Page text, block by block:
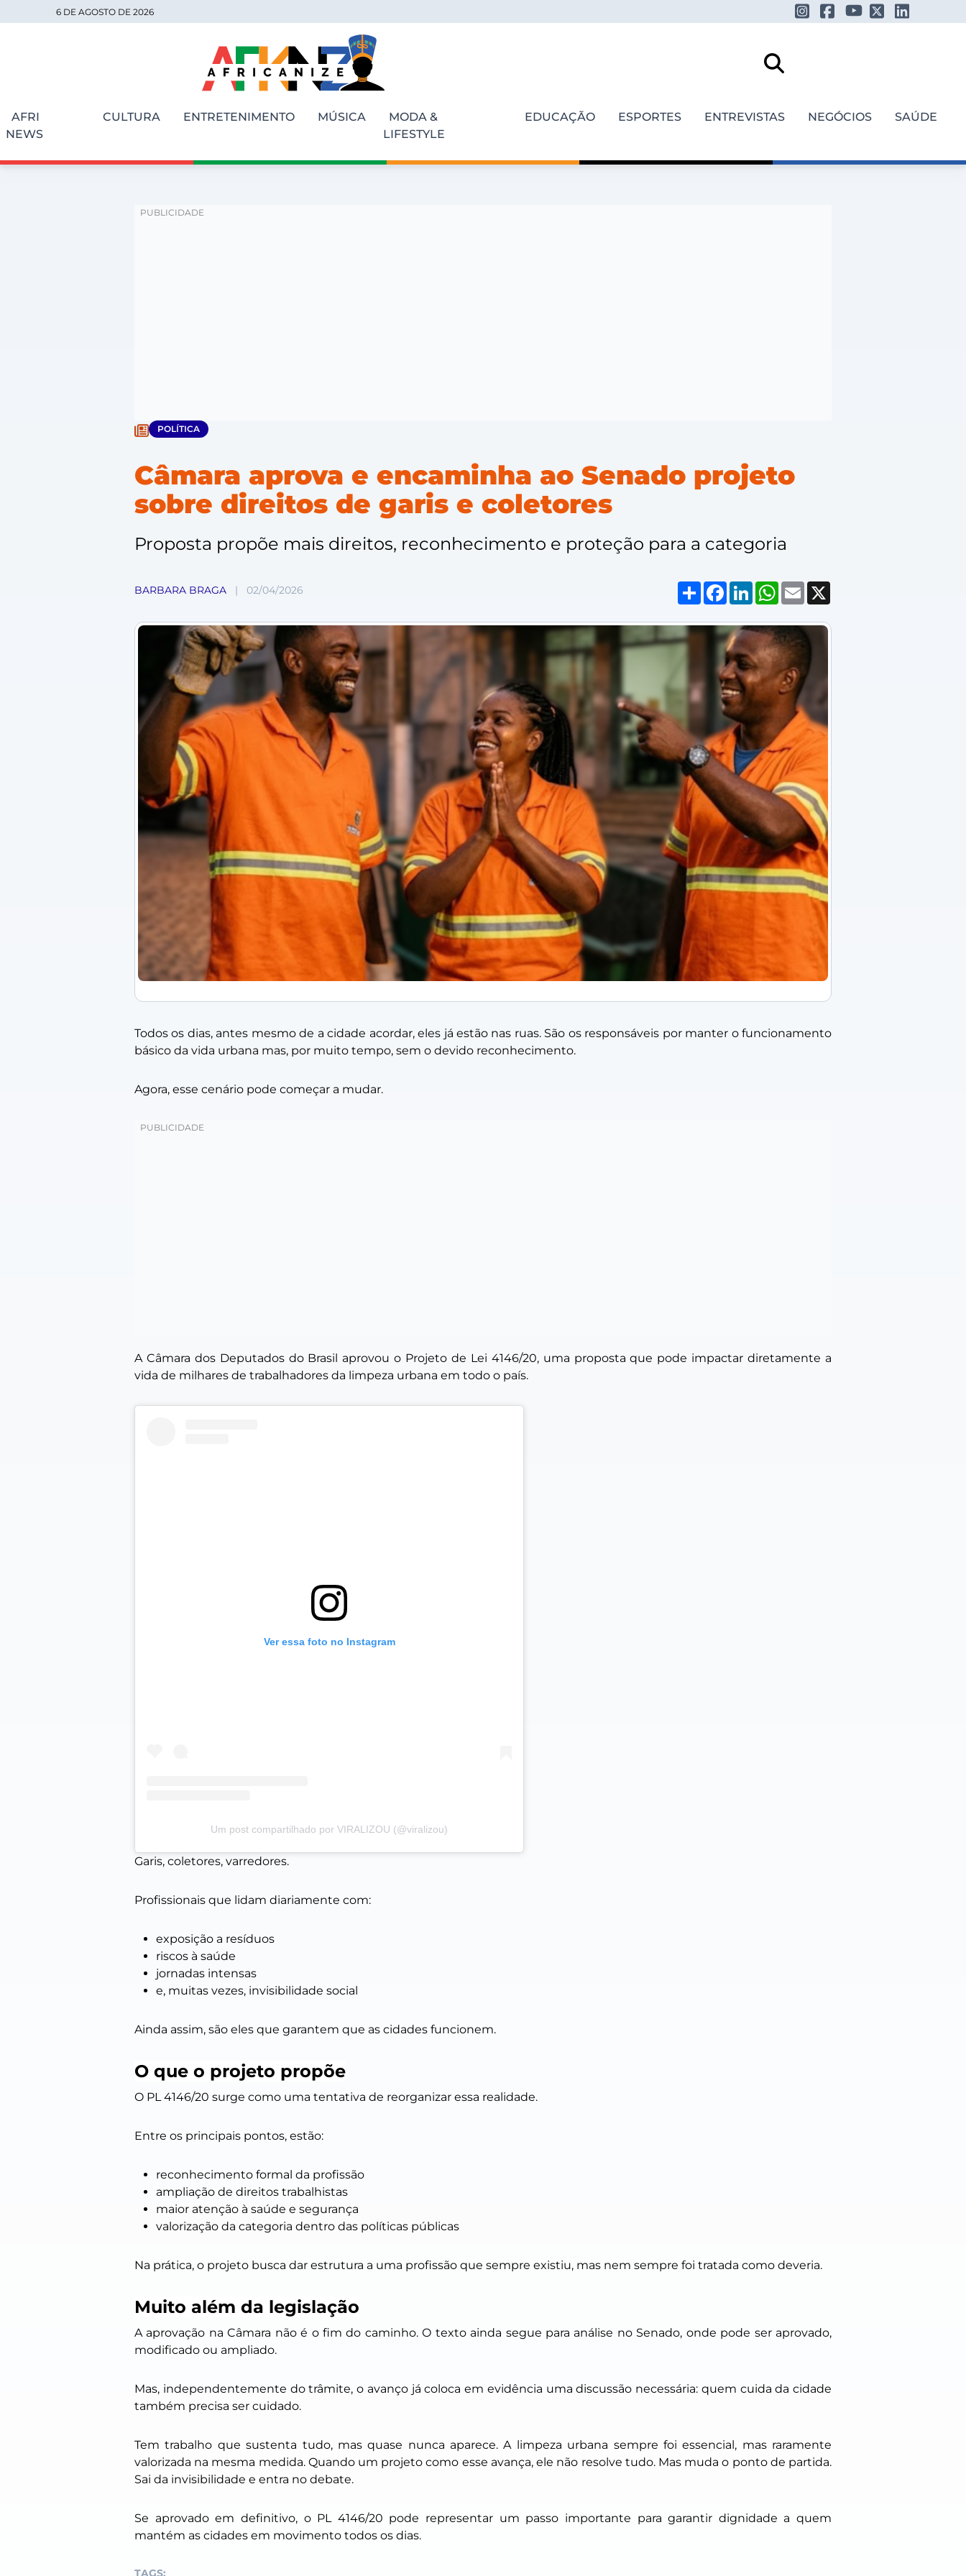
6 DE AGOSTO DE 2026
AFRI
NEWS
CULTURA ENTRETENIMENTO MÚSICA
MODA &
LIFESTYLE
EDUCAÇÃO ESPORTES ENTREVISTAS NEGÓCIOS SAÚDE
POLÍTICA
Câmara aprova e encaminha ao Senado projeto
sobre direitos de garis e coletores
Proposta propõe mais direitos, reconhecimento e proteção para a categoria
BARBARA BRAGA | 02/04/2026 Compartilhar
Facebook
LinkedInWhatsApp
Email
Todos os dias, antes mesmo de a cidade acordar, eles já estão nas ruas. São os responsáveis por manter o funcionamento
básico da vida urbana mas, por muito tempo, sem o devido reconhecimento.
Agora, esse cenário pode começar a mudar.
A Câmara dos Deputados do Brasil aprovou o Projeto de Lei 4146/20, uma proposta que pode impactar diretamente a
vida de milhares de trabalhadores da limpeza urbana em todo o país.
Ver essa foto no Instagram
Um post compartilhado por VIRALIZOU (@viralizou)
Garis, coletores, varredores.
Profissionais que lidam diariamente com:
exposição a resíduos
riscos à saúde
jornadas intensas
e, muitas vezes, invisibilidade social
Ainda assim, são eles que garantem que as cidades funcionem.
O que o projeto propõe
O PL 4146/20 surge como uma tentativa de reorganizar essa realidade.
Entre os principais pontos, estão:
reconhecimento formal da profissão
ampliação de direitos trabalhistas
maior atenção à saúde e segurança
valorização da categoria dentro das políticas públicas
Na prática, o projeto busca dar estrutura a uma profissão que sempre existiu, mas nem sempre foi tratada como deveria.
Muito além da legislação
A aprovação na Câmara não é o fim do caminho. O texto ainda segue para análise no Senado, onde pode ser aprovado,
modificado ou ampliado.
Mas, independentemente do trâmite, o avanço já coloca em evidência uma discussão necessária: quem cuida da cidade
também precisa ser cuidado.
Tem trabalho que sustenta tudo, mas quase nunca aparece. A limpeza urbana sempre foi essencial, mas raramente
valorizada na mesma medida. Quando um projeto como esse avança, ele não resolve tudo. Mas muda o ponto de partida.
Sai da invisibilidade e entra no debate.
Se aprovado em definitivo, o PL 4146/20 pode representar um passo importante para garantir dignidade a quem
mantém as cidades em movimento todos os dias.
TAGS: